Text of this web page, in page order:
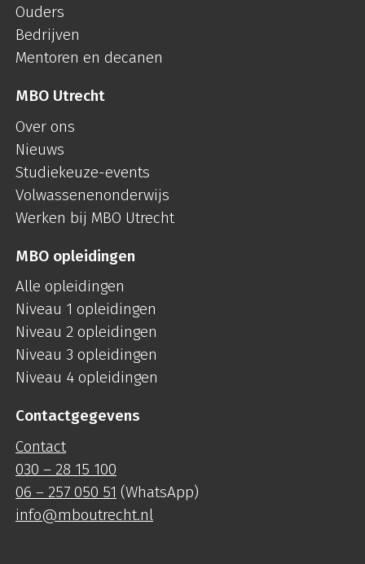
Ouders
Bedrijven
Mentoren en decanen
MBO Utrecht
Over ons
Nieuws
Studiekeuze-events
Volwassenenonderwijs
Werken bij MBO Utrecht
MBO opleidingen
Alle opleidingen
Niveau 1 opleidingen
Niveau 2 opleidingen
Niveau 3 opleidingen
Niveau 4 opleidingen
Contactgegevens
Contact
030 – 28 15 100
06 – 257 050 51 (WhatsApp)
info@mboutrecht.nl